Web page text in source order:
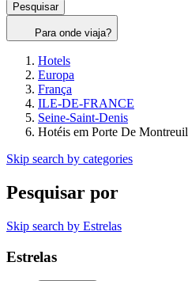
Pesquisar
Para onde viaja?
Hotels
Europa
França
ILE-DE-FRANCE
Seine-Saint-Denis
Hotéis em Porte De Montreuil
Skip search by categories
Pesquisar por
Skip search by Estrelas
Estrelas